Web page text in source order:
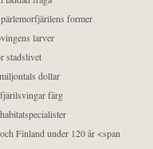
former
larver
stadslivet
dollar
färg
Finland under 120 år <span